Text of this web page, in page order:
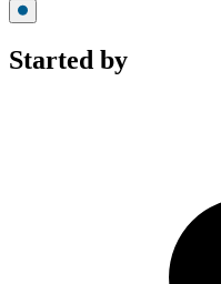
Started by